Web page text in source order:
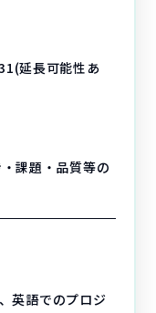
延長可能性あ
課題・品質等の
英語でのプロジ